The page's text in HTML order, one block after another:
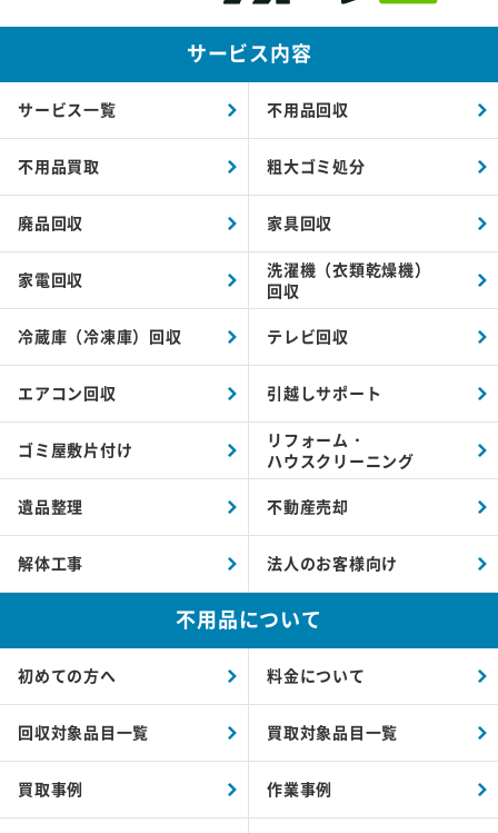
サービス内容
サービス一覧 不用品回収
不用品買取 粗大ゴミ処分
廃品回収 家具回収
家電回収
洗濯機（衣類乾燥機）
回収
冷蔵庫（冷凍庫）回収 テレビ回収
エアコン回収 引越しサポート
ゴミ屋敷片付け
リフォーム・
ハウスクリーニング
遺品整理 不動産売却
解体工事 法人のお客様向け
不用品について
初めての方へ 料金について
回収対象品目一覧 買取対象品目一覧
買取事例 作業事例